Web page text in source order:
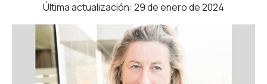
Última actualización: 29 de enero de 2024